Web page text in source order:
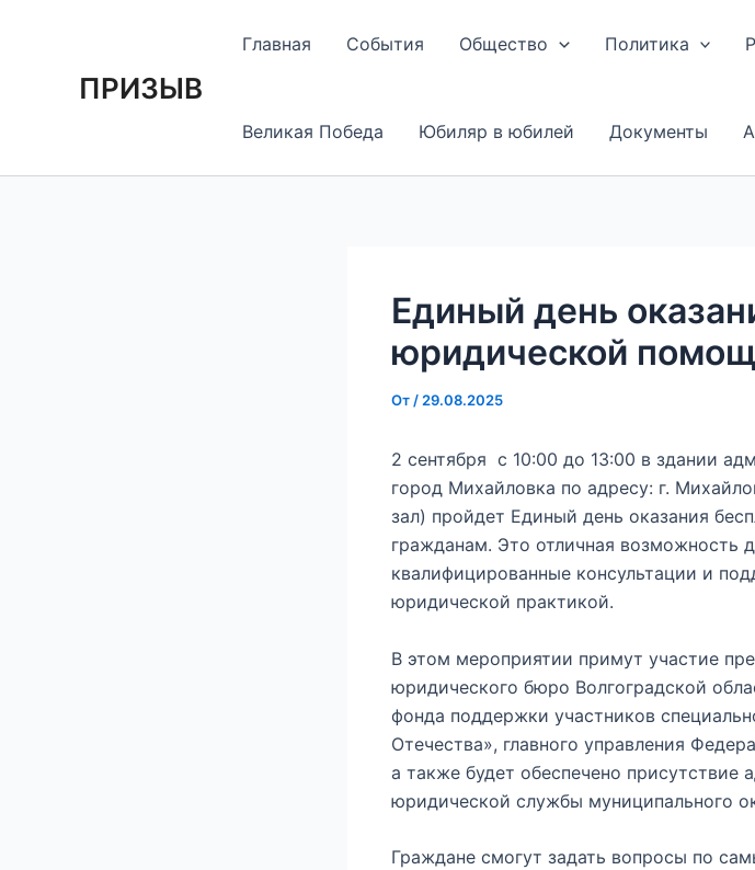
ПРИЗЫВ
Главная События Общество Политика
Великая Победа Юбиляр в юбилей Документы
Единый день
юридической
От / 29.08.2025
2 сентября с 10:00 до 13:00 в здании
город Михайловка по адресу: г.
зал) пройдет Единый день оказания
гражданам. Это отличная возможность
квалифицированные консультации и
юридической практикой.
В этом мероприятии примут участие
юридического бюро Волгоградской
фонда поддержки участников
Отечества», главного управления
а также будет обеспечено присутствие
юридической службы муниципального
Граждане смогут задать вопросы по
по